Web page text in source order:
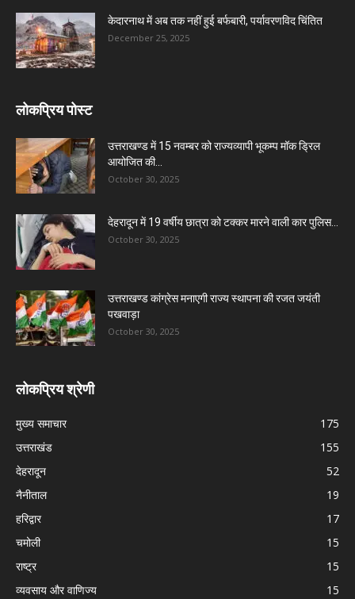
केदारनाथ में अब तक नहीं हुई बर्फबारी, पर्यावरणविद चिंतित
December 25, 2025
लोकप्रिय पोस्ट
उत्तराखण्ड में 15 नवम्बर को राज्यव्यापी भूकम्प मॉक ड्रिल
आयोजित की...
October 30, 2025
देहरादून में 19 वर्षीय छात्रा को टक्कर मारने वाली कार पुलिस...
October 30, 2025
उत्तराखण्ड कांग्रेस मनाएगी राज्य स्थापना की रजत जयंती
पखवाड़ा
October 30, 2025
लोकप्रिय श्रेणी
मुख्य समाचार
175
उत्तराखंड
155
देहरादून
52
नैनीताल
19
हरिद्वार
17
चमोली
15
राष्ट्र
15
व्यवसाय और वाणिज्य
15